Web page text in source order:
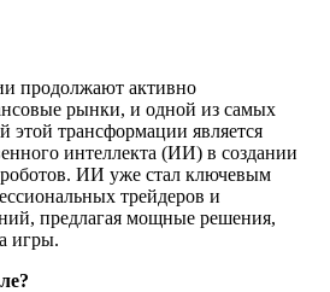
продолжают активно
рынки, и одной из самых
этой трансформации является
интеллекта (ИИ) в создании
ИИ уже стал ключевым
трейдеров и
предлагая мощные решения,
игры.